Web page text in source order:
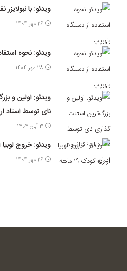
ویدئو: با
26 مهر 1404
ویدئو: نحوه
28 مهر 1404
ویدئو: اولین و
نای توسط استاد
3 آبان 1404
ویدئو: خروج لوبیا از
26 مهر 1404